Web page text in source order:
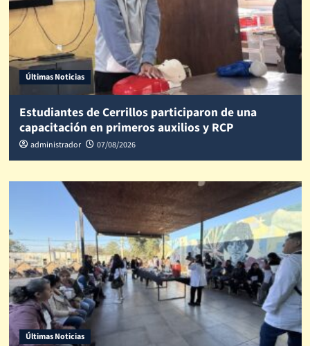
Últimas Noticias
Estudiantes de Cerrillos participaron de una
capacitación en primeros auxilios y RCP
administrador 07/08/2026
Últimas Noticias